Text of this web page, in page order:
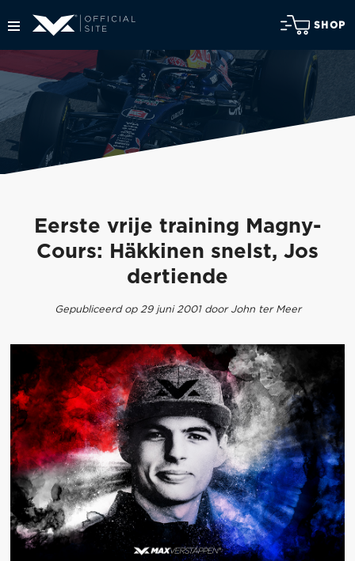
SHOP
Eerste vrije training Magny-
Cours: Häkkinen snelst, Jos
dertiende
Gepubliceerd op 29 juni 2001 door John ter Meer